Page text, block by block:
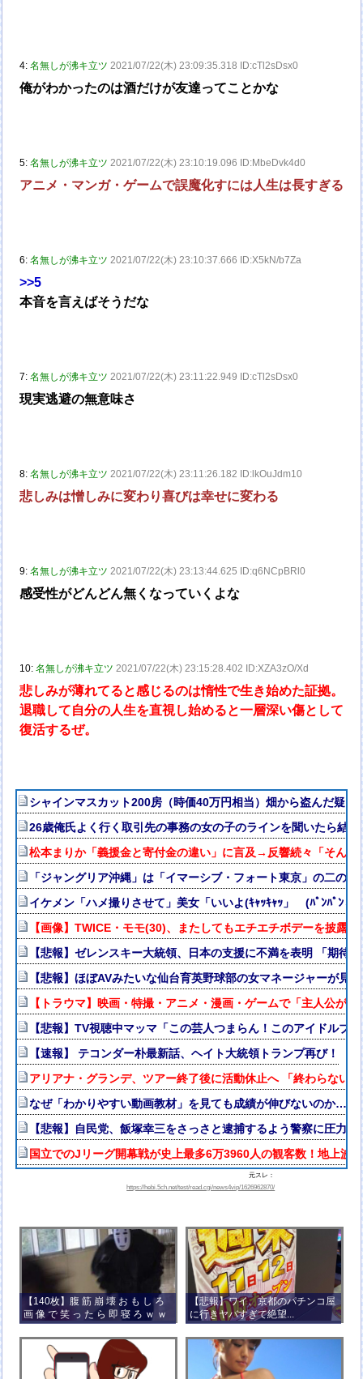
4:名無しが沸キ立ツ 2021/07/22(木) 23:09:35.318 ID:cTl2sDsx0
俺がわかったのは酒だけが友達ってことかな
5:名無しが沸キ立ツ 2021/07/22(木) 23:10:19.096 ID:MbeDvk4d0
アニメ・マンガ・ゲームで誤魔化すには人生は長すぎる
6:名無しが沸キ立ツ 2021/07/22(木) 23:10:37.666 ID:X5kN/b7Za
>>5
本音を言えばそうだな
7:名無しが沸キ立ツ 2021/07/22(木) 23:11:22.949 ID:cTl2sDsx0
現実逃避の無意味さ
8:名無しが沸キ立ツ 2021/07/22(木) 23:11:26.182 ID:lkOuJdm10
悲しみは憎しみに変わり喜びは幸せに変わる
9:名無しが沸キ立ツ 2021/07/22(木) 23:13:44.625 ID:q6NCpBRl0
感受性がどんどん無くなっていくよな
10:名無しが沸キ立ツ 2021/07/22(木) 23:15:28.402 ID:XZA3zO/Xd
悲しみが薄れてると感じるのは惰性で生き始めた証拠。
退職して自分の人生を直視し始めると一層深い傷として
復活するぜ。
シャインマスカット200房（時価40万円相当）畑から盗んだ疑
26歳俺氏よく行く取引先の事務の女の子のラインを聞いたら結果
松本まりか「義援金と寄付金の違い」に言及→反響続々「そんな
「ジャングリア沖縄」は「イマーシブ・フォート東京」の二
イケメン「ハメ撮りさせて」美女「いいよ(ｷｬｯｷｬｯ」 (ﾊﾟﾝﾊﾟﾝ
【画像】TWICE・モモ(30)、またしてもエチエチボデーを披露
【悲報】ゼレンスキー大統領、日本の支援に不満を表明 「期待
【悲報】ほぼAVみたいな仙台育英野球部の女マネージャーが見
【トラウマ】映画・特撮・アニメ・漫画・ゲームで「主人公が
【悲報】TV視聴中マッマ「この芸人つまらん！このアイドルブ
【速報】 テコンダー朴最新話、ヘイト大統領トランプ再び！
アリアナ・グランデ、ツアー終了後に活動休止へ 「終わらない
なぜ「わかりやすい動画教材」を見ても成績が伸びないのか…
【悲報】自民党、飯塚幸三をさっさと逮捕するよう警察に圧力か
国立でのJリーグ開幕戦が史上最多6万3960人の観客数！地上波
元スレ：
https://hebi.5ch.net/test/read.cgi/news4vip/1626962870/
【140枚】腹 筋 崩 壊 お も し ろ
画 像 で 笑 っ た ら 即 寝 ろ ｗ ｗ
ｗ ｗ ｗ ｗ ｗ ｗ ｗ ｗ ｗ ｗ
【悲報】ワイ、京都のパチンコ屋
に行きヤバすぎて絶望...